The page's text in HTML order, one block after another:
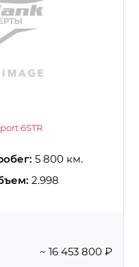
6STR
5 800 км.
2.998
~ 16 453 800 ₽